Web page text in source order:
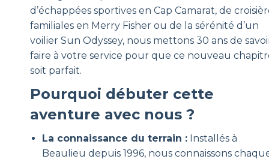
d’échappées sportives en Cap Camarat, de
familiales en Merry Fisher ou de la sérénité d’un
voilier Sun Odyssey, nous mettons 30 ans de
faire à votre service pour que ce nouveau
soit parfait.
Pourquoi débuter cette
aventure avec nous ?
La connaissance du terrain : Installés à
Beaulieu depuis 1996, nous connaissons